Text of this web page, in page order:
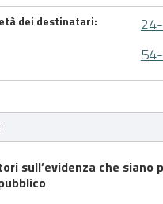
dei destinatari:
sull’evidenza che